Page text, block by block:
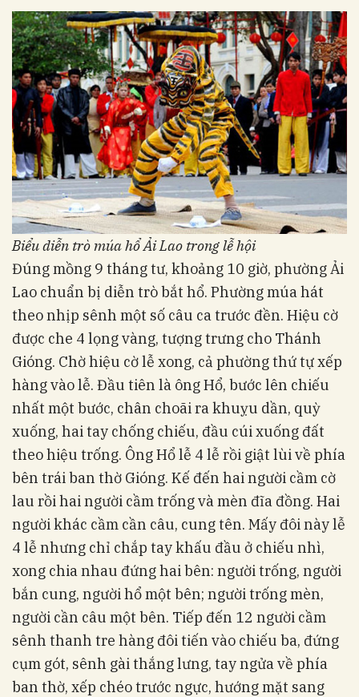
Biểu diễn trò múa hổ Ải Lao trong lễ hội
Đúng mồng 9 tháng tư, khoảng 10 giờ, phường Ải
Lao chuẩn bị diễn trò bắt hổ. Phường múa hát
theo nhịp sênh một số câu ca trước đền. Hiệu cờ
được che 4 lọng vàng, tượng trưng cho Thánh
Gióng. Chờ hiệu cờ lễ xong, cả phường thứ tự xếp
hàng vào lễ. Đầu tiên là ông Hổ, bước lên chiếu
nhất một bước, chân choãi ra khuỵu dần, quỳ
xuống, hai tay chống chiếu, đầu cúi xuống đất
theo hiệu trống. Ông Hổ lễ 4 lễ rồi giật lùi về phía
bên trái ban thờ Gióng. Kế đến hai người cầm cờ
lau rồi hai người cầm trống và mèn đĩa đồng. Hai
người khác cầm cần câu, cung tên. Mấy đôi này lễ
4 lễ nhưng chỉ chắp tay khấu đầu ở chiếu nhì,
xong chia nhau đứng hai bên: người trống, người
bắn cung, người hổ một bên; người trống mèn,
người cần câu một bên. Tiếp đến 12 người cầm
sênh thanh tre hàng đôi tiến vào chiếu ba, đứng
cụm gót, sênh gài thắng lưng, tay ngửa về phía
ban thờ, xếp chéo trước ngực, hướng mặt sang